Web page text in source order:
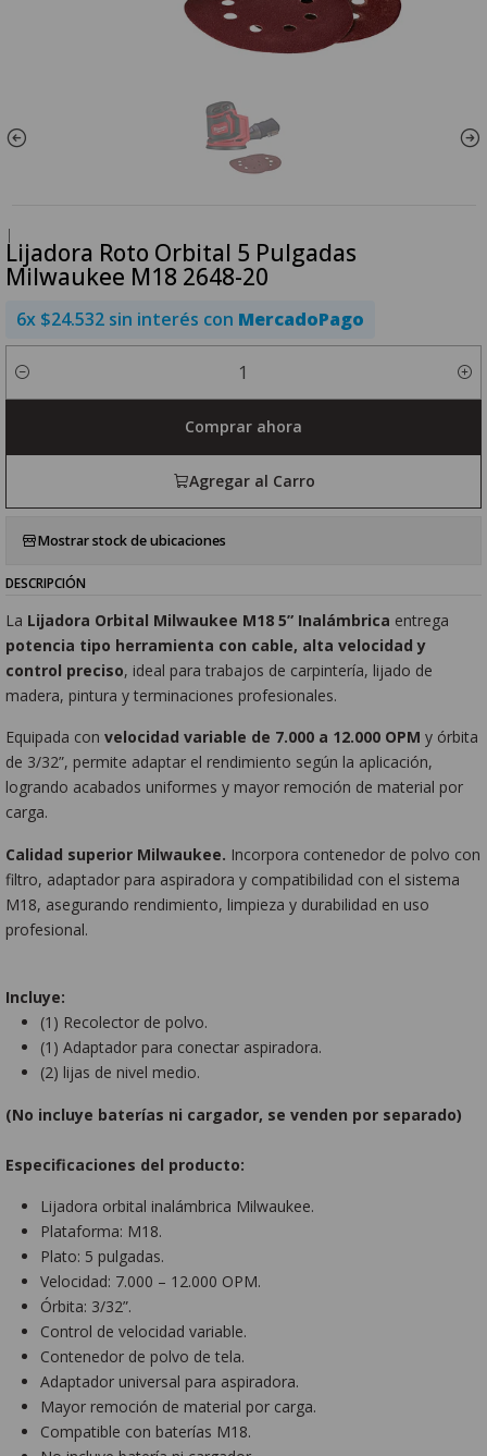
|
Lijadora Roto Orbital 5 Pulgadas
Milwaukee M18 2648-20
6x $24.532 sin interés con MercadoPago
Cantidad
Agregar al Carro
Comprar ahora
Mostrar stock de ubicaciones
DESCRIPCIÓN
La Lijadora Orbital Milwaukee M18 5” Inalámbrica entrega
potencia tipo herramienta con cable, alta velocidad y
control preciso, ideal para trabajos de carpintería, lijado de
madera, pintura y terminaciones profesionales.
Equipada convelocidad variable de 7.000 a 12.000 OPM y órbita
de 3/32”, permite adaptar el rendimiento según la aplicación,
logrando acabados uniformes y mayor remoción de material por
carga.
Calidad superior Milwaukee. Incorpora contenedor de polvo con
filtro, adaptador para aspiradora y compatibilidad con el sistema
M18, asegurando rendimiento, limpieza y durabilidad en uso
profesional.
Incluye:
(1) Recolector de polvo.
(1) Adaptador para conectar aspiradora.
(2) lijas de nivel medio.
(No incluye baterías ni cargador, se venden por separado)
Especificaciones del producto:
Lijadora orbital inalámbrica Milwaukee.
Plataforma: M18.
Plato: 5 pulgadas.
Velocidad: 7.000 – 12.000 OPM.
Órbita: 3/32”.
Control de velocidad variable.
Contenedor de polvo de tela.
Adaptador universal para aspiradora.
Mayor remoción de material por carga.
Compatible con baterías M18.